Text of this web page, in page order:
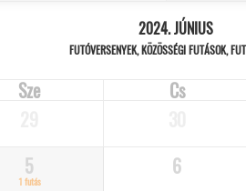
2024. JÚNIUS
FUTÓVERSENYEK, KÖZÖSSÉGI FUTÁSOK,
Sze
Cs
5
1 futás
6